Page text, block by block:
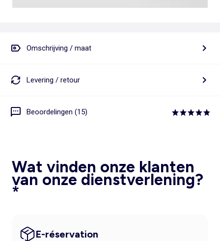
Omschrijving / maat
Levering / retour
Beoordelingen (15)
Wat vinden onze klanten
van onze dienstverlening?
*
E-réservation